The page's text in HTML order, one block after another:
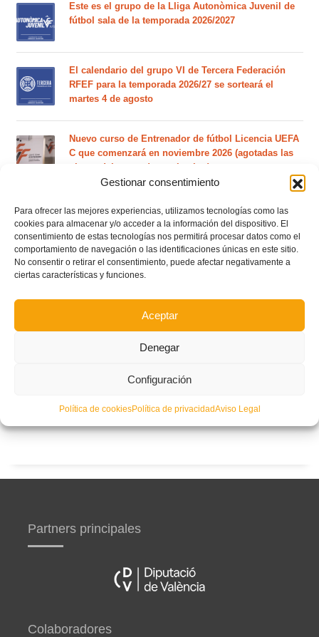
Gestionar consentimiento
Para ofrecer las mejores experiencias, utilizamos tecnologías como las
cookies para almacenar y/o acceder a la información del dispositivo. El
consentimiento de estas tecnologías nos permitirá procesar datos como el
comportamiento de navegación o las identificaciones únicas en este sitio.
No consentir o retirar el consentimiento, puede afectar negativamente a
ciertas características y funciones.
Aceptar
Denegar
Configuración
Política de cookiesPolítica de privacidadAviso Legal
Este es el grupo de la Lliga Autonòmica Juvenil de
fútbol sala de la temporada 2026/2027
El calendario del grupo VI de Tercera Federación
RFEF para la temporada 2026/27 se sorteará el
martes 4 de agosto
Nuevo curso de Entrenador de fútbol Licencia UEFA
C que comenzará en noviembre 2026 (agotadas las
plazas del curso de septiembre)
Circular nº. 5 – Normas generales de las competiciones
territoriales de fútbol sala 2026-2027
Curso de entrenador de fútbol UEFA B en Valencia,
Castellón y Alicante (comienzo el 20 de septiembre)
Valencia, Castellón y Alicante (comienzo el 15 de
Partners principales
Colaboradores